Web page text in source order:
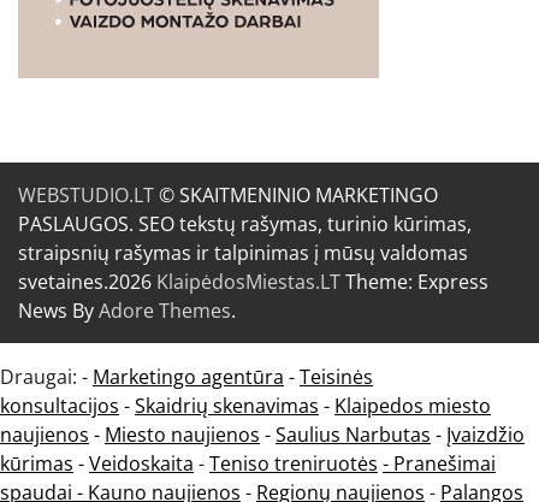
WEBSTUDIO.LT© SKAITMENINIO MARKETINGO
PASLAUGOS. SEO tekstų rašymas, turinio kūrimas,
straipsnių rašymas ir talpinimas į mūsų valdomas
svetaines.2026 KlaipėdosMiestas.LTTheme: Express
News ByAdore Themes.
Draugai: - Marketingo agentūra -Teisinės
konsultacijos -Skaidrių skenavimas - Klaipedos miesto
naujienos - Miesto naujienos -Saulius Narbutas - Įvaizdžio
kūrimas -Veidoskaita -Teniso treniruotės - Pranešimai
spaudai - Kauno naujienos - Regionų naujienos - Palangos